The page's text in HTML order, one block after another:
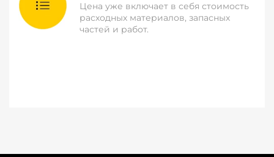
Цена уже включает в себя стоимость
расходных материалов, запасных
частей и работ.